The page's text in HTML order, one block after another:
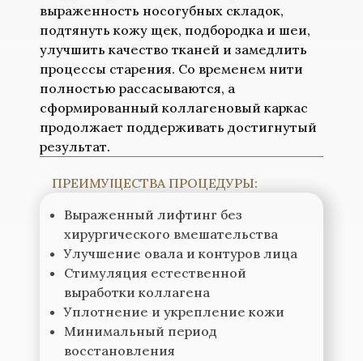
выраженность носогубных складок,
подтянуть кожу щек, подбородка и шеи,
улучшить качество тканей и замедлить
процессы старения. Со временем нити
полностью рассасываются, а
сформированный коллагеновый каркас
продолжает поддерживать достигнутый
результат.
ПРЕИМУЩЕСТВА ПРОЦЕДУРЫ:
Выраженный лифтинг без
хирургического вмешательства
Улучшение овала и контуров лица
Стимуляция естественной
выработки коллагена
Уплотнение и укрепление кожи
Минимальный период
восстановления